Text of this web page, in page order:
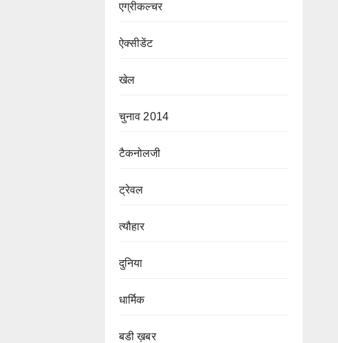
एग्रीकल्चर
ऐक्सीडेंट
खेल
चुनाव 2014
टैकनोलजी
ट्रेवल
त्यौहार
दुनिया
धार्मिक
बडी ख़बर